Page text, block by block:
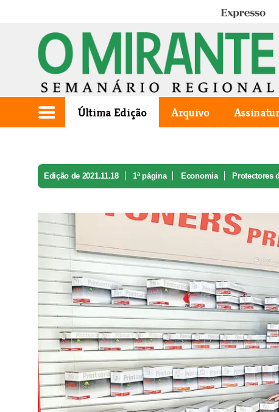
Expresso
Última Edição Arquivo
Edição de 2021.11.18 1ª página Economia Protectores